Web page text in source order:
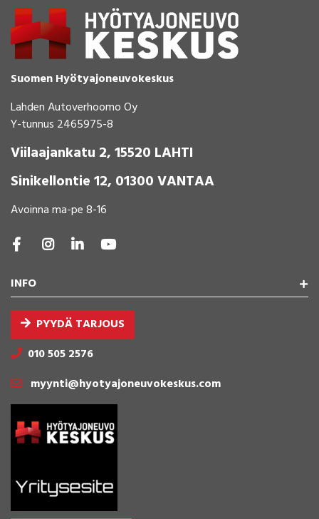
Suomen Hyötyajoneuvokeskus
Lahden Autoverhoomo Oy
Y-tunnus 2465975-8
Viilaajankatu 2, 15520 LAHTI
Sinikellontie 12, 01300 VANTAA
Avoinna ma-pe 8-16
INFO
PYYDÄ TARJOUS
010 505 2576
myynti@hyotyajoneuvokeskus.com